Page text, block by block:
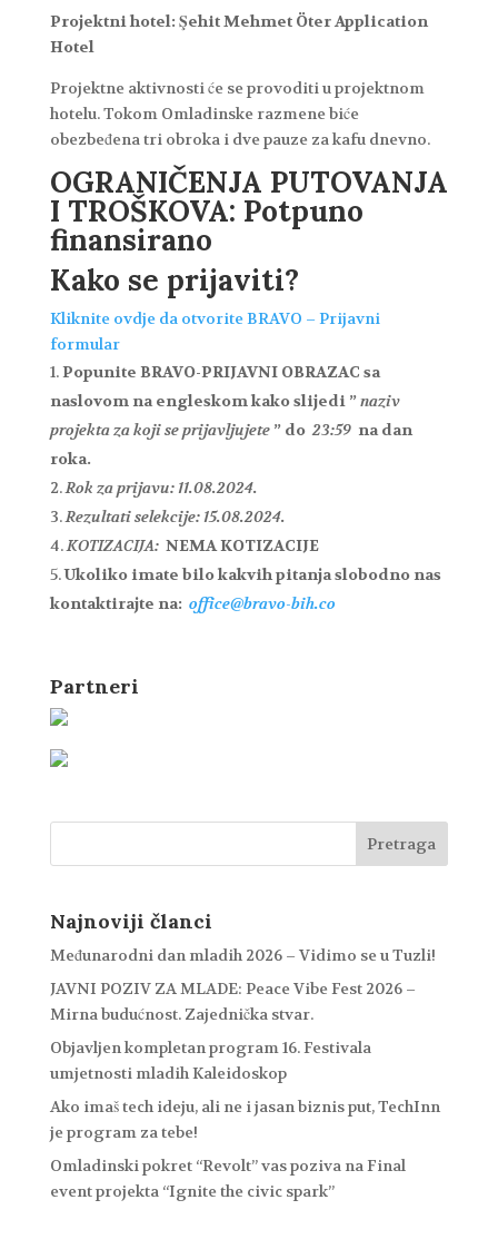
Projektni hotel: Şehit Mehmet Öter Application
Hotel
Projektne aktivnosti će se provoditi u projektnom
hotelu. Tokom Omladinske razmene biće
obezbeđena tri obroka i dve pauze za kafu dnevno.
OGRANIČENJA PUTOVANJA
I TROŠKOVA: Potpuno
finansirano
Kako se prijaviti?
Kliknite ovdje da otvorite BRAVO – Prijavni
formular
Popunite BRAVO-PRIJAVNI OBRAZAC sa
naslovom na engleskom kako slijedi ”naziv
projekta za koji se prijavljujete” do23:59 na dan
roka.
Rok za prijavu: 11.08.2024.
Rezultati selekcije: 15.08.2024.
KOTIZACIJA:NEMA KOTIZACIJE
Ukoliko imate bilo kakvih pitanja slobodno nas
kontaktirajte na: office@bravo-bih.co
Partneri
Najnoviji članci
Međunarodni dan mladih 2026 – Vidimo se u Tuzli!
JAVNI POZIV ZA MLADE: Peace Vibe Fest 2026 –
Mirna budućnost. Zajednička stvar.
Objavljen kompletan program 16. Festivala
umjetnosti mladih Kaleidoskop
Ako imaš tech ideju, ali ne i jasan biznis put, TechInn
je program za tebe!
Omladinski pokret “Revolt” vas poziva na Final
event projekta “Ignite the civic spark”